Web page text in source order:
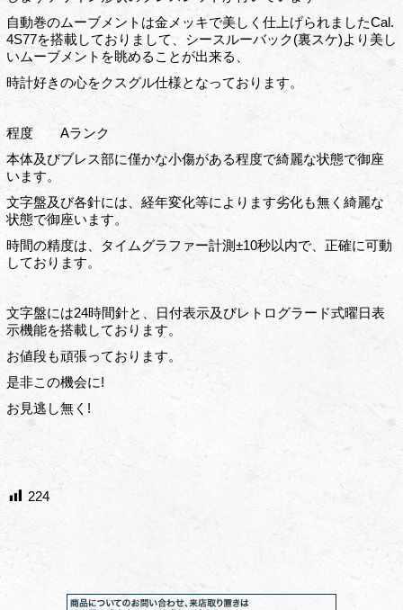
自動巻のムーブメントは金メッキで美しく仕上げられましたCal.
4S77を搭載しておりまして、シースルーバック(裏スケ)より美し
いムーブメントを眺めることが出来る、
時計好きの心をクスグル仕様となっております。
程度 Aランク
本体及びブレス部に僅かな小傷がある程度で綺麗な状態で御座
います。
文字盤及び各針には、経年変化等によります劣化も無く綺麗な
状態で御座います。
時間の精度は、タイムグラファー計測±10秒以内で、正確に可動
しております。
文字盤には24時間針と、日付表示及びレトログラード式曜日表
示機能を搭載しております。
お値段も頑張っております。
是非この機会に!
お見逃し無く!
224